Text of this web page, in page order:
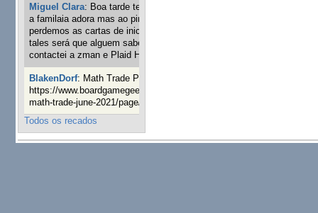
Miguel Clara: Boa tarde tenho jogo Mice and mistics que
a familaia adora mas ao pintarmos as miniaturas
perdemos as cartas de iniciaticva da expanção downood
tales será que alguem sabe onde adquirir as cartas já
contactei a zman e Plaid Hat e nada
BlakenDorf: Math Trade Portuguesa a decorrer. Aqui:
https://www.boardgamegeek.com/geeklist/286035/portugal-
math-trade-june-2021/page/1
Todos os recados